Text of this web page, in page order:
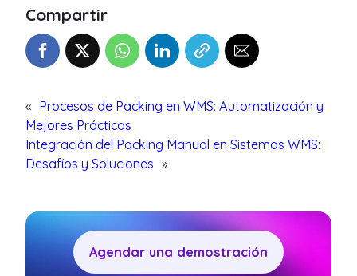
Compartir
« Procesos de Packing en WMS: Automatización y
Mejores Prácticas
Integración del Packing Manual en Sistemas WMS:
Desafíos y Soluciones »
Agendar una demostración